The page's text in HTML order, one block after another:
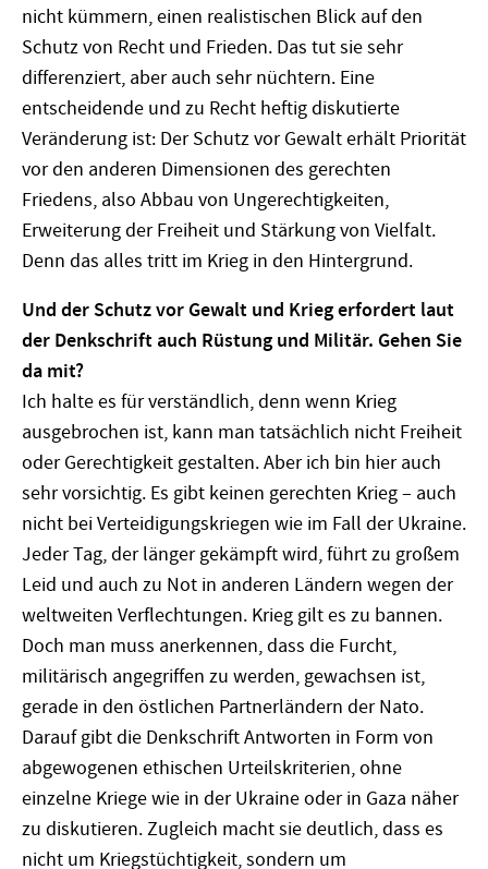
nicht kümmern, einen realistischen Blick auf den
Schutz von Recht und Frieden. Das tut sie sehr
differenziert, aber auch sehr nüchtern. Eine
entscheidende und zu Recht heftig diskutierte
Veränderung ist: Der Schutz vor Gewalt erhält Priorität
vor den anderen Dimensionen des gerechten
Friedens, also Abbau von Ungerechtigkeiten,
Erweiterung der Freiheit und Stärkung von Vielfalt.
Denn das alles tritt im Krieg in den Hintergrund.
Und der Schutz vor Gewalt und Krieg erfordert laut
der Denkschrift auch Rüstung und Militär. Gehen Sie
da mit?
Ich halte es für verständlich, denn wenn Krieg
ausgebrochen ist, kann man tatsächlich nicht Freiheit
oder Gerechtigkeit gestalten. Aber ich bin hier auch
sehr vorsichtig. Es gibt keinen gerechten Krieg – auch
nicht bei Verteidigungskriegen wie im Fall der Ukraine.
Jeder Tag, der länger gekämpft wird, führt zu großem
Leid und auch zu Not in anderen Ländern wegen der
weltweiten Verflechtungen. Krieg gilt es zu bannen.
Doch man muss anerkennen, dass die Furcht,
militärisch angegriffen zu werden, gewachsen ist,
gerade in den östlichen Partnerländern der Nato.
Darauf gibt die Denkschrift Antworten in Form von
abgewogenen ethischen Urteilskriterien, ohne
einzelne Kriege wie in der Ukraine oder in Gaza näher
zu diskutieren. Zugleich macht sie deutlich, dass es
nicht um Kriegstüchtigkeit, sondern um